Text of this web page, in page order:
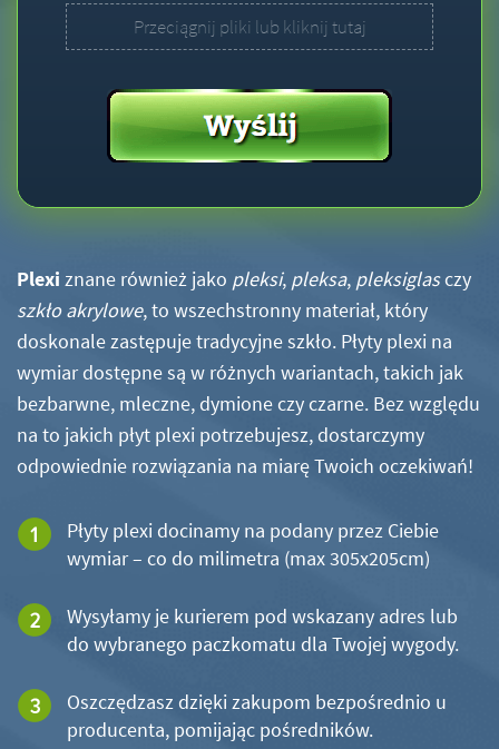
Przeciągnij pliki lub kliknij tutaj
Plexi znane również jako pleksi, pleksa, pleksiglasczy
szkło akrylowe, to wszechstronny materiał, który
doskonale zastępuje tradycyjne szkło. Płyty plexi na
wymiar dostępne są w różnych wariantach, takich jak
bezbarwne, mleczne, dymione czy czarne. Bez względu
na to jakich płyt plexi potrzebujesz, dostarczymy
odpowiednie rozwiązania na miarę Twoich oczekiwań!
Płyty plexi docinamy na podany przez Ciebie
wymiar – co do milimetra (max 305x205cm)
Wysyłamy je kurierem pod wskazany adres lub
do wybranego paczkomatu dla Twojej wygody.
Oszczędzasz dzięki zakupom bezpośrednio u
producenta, pomijając pośredników.